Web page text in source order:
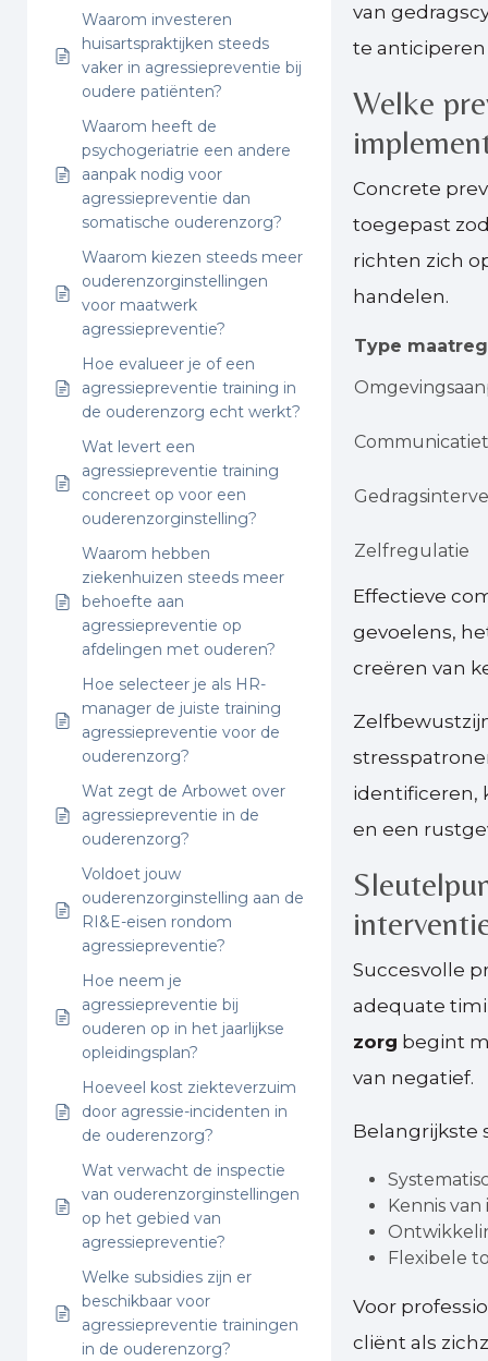
Waarom investeren
huisartspraktijken steeds
vaker in agressiepreventie bij
oudere patiënten?
Waarom heeft de
psychogeriatrie een andere
aanpak nodig voor
agressiepreventie dan
somatische ouderenzorg?
Waarom kiezen steeds meer
ouderenzorginstellingen
voor maatwerk
agressiepreventie?
Hoe evalueer je of een
agressiepreventie training in
de ouderenzorg echt werkt?
Wat levert een
agressiepreventie training
concreet op voor een
ouderenzorginstelling?
Waarom hebben
ziekenhuizen steeds meer
behoefte aan
agressiepreventie op
afdelingen met ouderen?
Hoe selecteer je als HR-
manager de juiste training
agressiepreventie voor de
ouderenzorg?
Wat zegt de Arbowet over
agressiepreventie in de
ouderenzorg?
Voldoet jouw
ouderenzorginstelling aan de
RI&E-eisen rondom
agressiepreventie?
Hoe neem je
agressiepreventie bij
ouderen op in het jaarlijkse
opleidingsplan?
Hoeveel kost ziekteverzuim
door agressie-incidenten in
de ouderenzorg?
Wat verwacht de inspectie
van ouderenzorginstellingen
op het gebied van
agressiepreventie?
Welke subsidies zijn er
beschikbaar voor
agressiepreventie trainingen
in de ouderenzorg?
van
te
Welke
Concrete
toegepast
richten zich
handelen.
Type
Zelfregulatie
Effectieve
gevoelens,
creëren van
identificeren,
en een
Succesvolle
adequate
zorg begint
van negatief.
Belangrijkste
Kennis
Flexibele
Voor
cliënt als